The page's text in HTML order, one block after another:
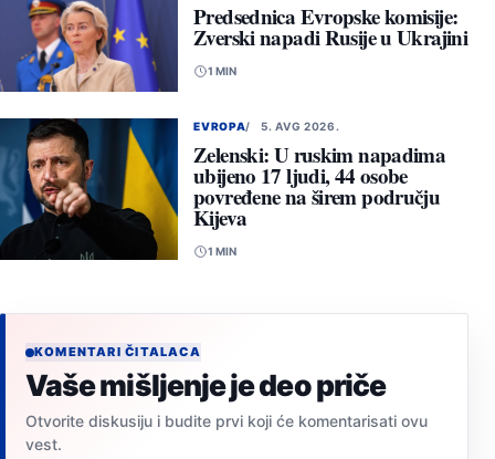
Predsednica Evropske komisije:
Zverski napadi Rusije u Ukrajini
1 MIN
EVROPA 5. AVG 2026.
Zelenski: U ruskim napadima
ubijeno 17 ljudi, 44 osobe
povređene na širem području
Kijeva
1 MIN
KOMENTARI ČITALACA
Vaše mišljenje je deo priče
Otvorite diskusiju i budite prvi koji će komentarisati ovu
vest.